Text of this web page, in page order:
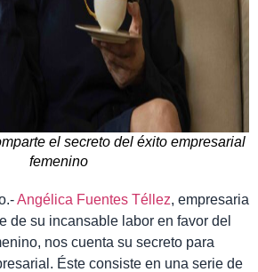
el secreto del éxito empresarial
femenino
Angélica Fuentes Téllez, empresaria
de su incansable labor en favor del
nos cuenta su secreto para
Éste consiste en una serie de